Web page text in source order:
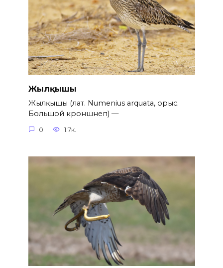
Жылқышы
Жылқышы (лат. Numenius arquata, орыс.
Большой кроншнеп) —
0 1.7к.